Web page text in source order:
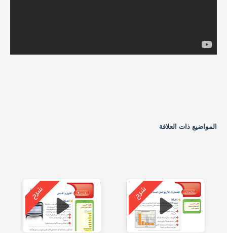
المواضيع ذات العلاقة